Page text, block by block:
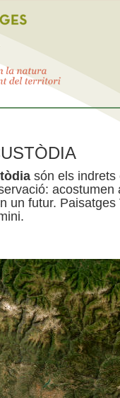
són els indrets
un futur.